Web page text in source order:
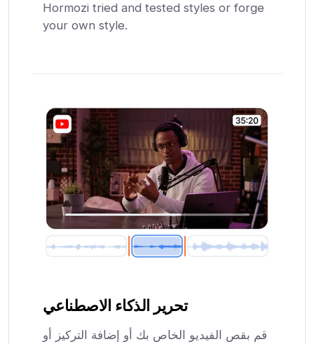
Hormozi tried and tested styles or forge
your own style.
تحرير الذكاء الاصطناعي
قم بقص الفيديو الخاص بك أو إضافة التركيز أو